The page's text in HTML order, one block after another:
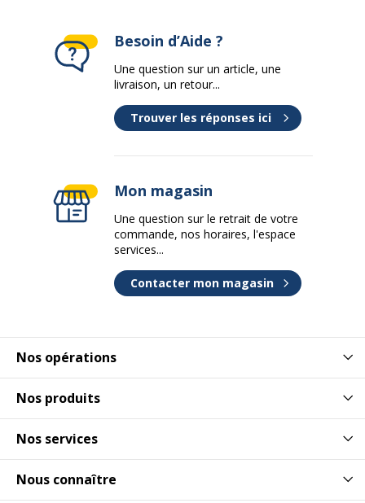
Nos opérations
Nos produits
Nos services
Nous connaître
Besoin d’Aide ?
Une question sur un article, une
livraison, un retour...
Trouver les réponses ici
Mon magasin
Une question sur le retrait de votre
commande, nos horaires, l'espace
services...
Contacter mon magasin